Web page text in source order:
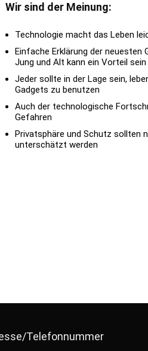
Wir sind der Meinung:
Technologie macht das Leben
Einfache Erklärung der neuesten
Jung und Alt kann ein Vorteil sein
Jeder sollte in der Lage sein,
Gadgets zu benutzen
Auch der technologische
Gefahren
Privatsphäre und Schutz sollten
unterschätzt werden
Telefonnummer